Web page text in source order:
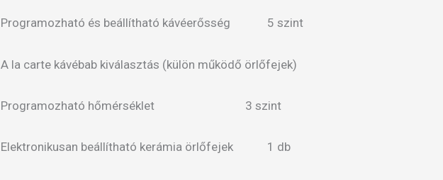
Programozható és beállítható kávéerősség 5 szint
A la carte kávébab kiválasztás (külön működő örlőfejek)
Programozható hőmérséklet 3 szint
Elektronikusan beállítható kerámia örlőfejek 1 db